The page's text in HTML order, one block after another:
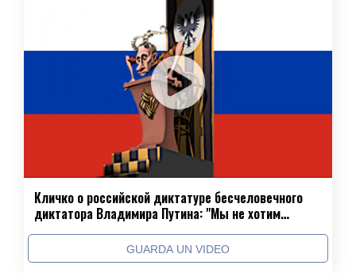
Кличко о российской диктатуре бесчеловечного
диктатора Владимира Путина: "Мы не хотим
GUARDA UN VIDEO